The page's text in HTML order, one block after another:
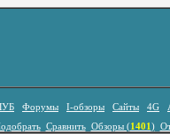
Форумы I-обзоры Сайты 4G
Сравнить Обзоры (1401 )